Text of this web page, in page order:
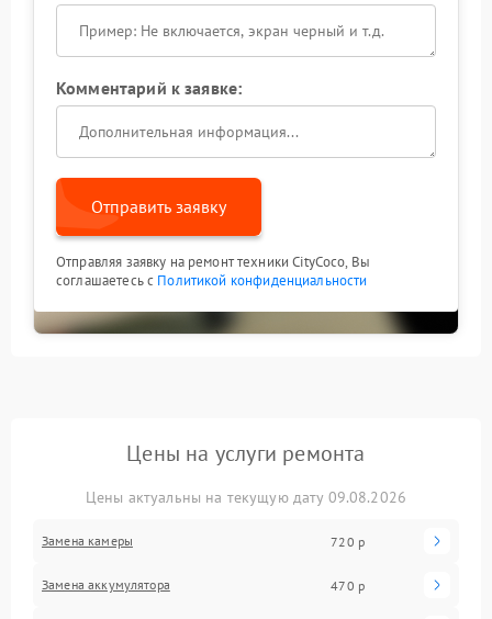
Комментарий к заявке:
Отправить заявку
Отправляя заявку на ремонт техники CityCoco, Вы
соглашаетесь с Политикой конфиденциальности
Цены на услуги ремонта
Цены актуальны на текущую дату 09.08.2026
Замена камеры 720 р
Замена аккумулятора 470 р